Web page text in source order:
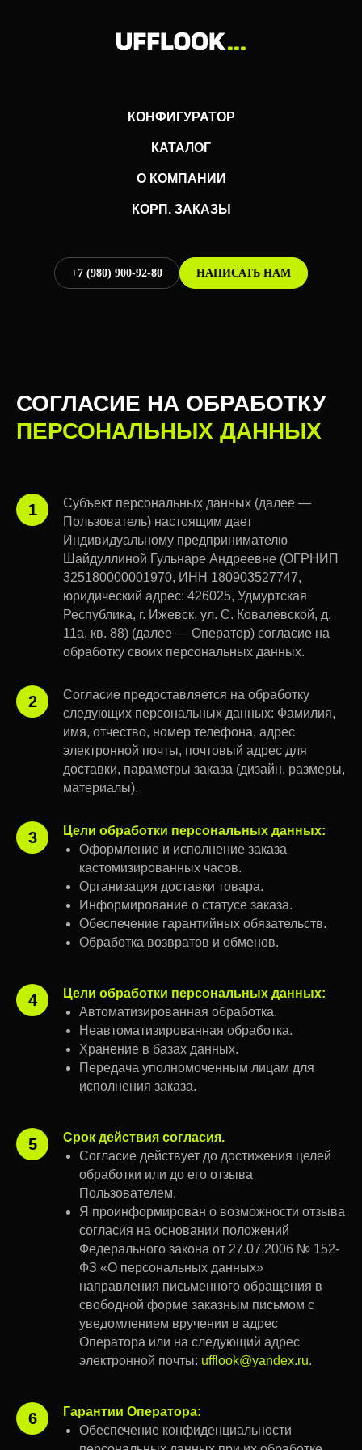
КОНФИГУРАТОР
КАТАЛОГ
О КОМПАНИИ
КОРП. ЗАКАЗЫ
+7 (980) 900-92-80 НАПИСАТЬ НАМ
СОГЛАСИЕ НА ОБРАБОТКУ
ПЕРСОНАЛЬНЫХ ДАННЫХ
1
Субъект персональных данных (далее —
Пользователь) настоящим дает
Индивидуальному предпринимателю
Шайдуллиной Гульнаре Андреевне (ОГРНИП
325180000001970, ИНН 180903527747,
юридический адрес: 426025, Удмуртская
Республика, г. Ижевск, ул. С. Ковалевской, д.
11а, кв. 88) (далее — Оператор) согласие на
обработку своих персональных данных.
2
Согласие предоставляется на обработку
следующих персональных данных: Фамилия,
имя, отчество, номер телефона, адрес
электронной почты, почтовый адрес для
доставки, параметры заказа (дизайн, размеры,
материалы).
3
Цели обработки персональных данных:
Оформление и исполнение заказа
кастомизированных часов.
Организация доставки товара.
Информирование о статусе заказа.
Обеспечение гарантийных обязательств.
Обработка возвратов и обменов.
4
Цели обработки персональных данных:
Автоматизированная обработка.
Неавтоматизированная обработка.
Хранение в базах данных.
Передача уполномоченным лицам для
исполнения заказа.
5
Срок действия согласия.
Согласие действует до достижения целей
обработки или до его отзыва
Пользователем.
Я проинформирован о возможности отзыва
согласия на основании положений
Федерального закона от 27.07.2006 № 152-
ФЗ «О персональных данных»
направления письменного обращения в
свободной форме заказным письмом с
уведомлением вручении в адрес
Оператора или на следующий адрес
электронной почты: ufflook@yandex.ru.
6
Гарантии Оператора:
Обеспечение конфиденциальности